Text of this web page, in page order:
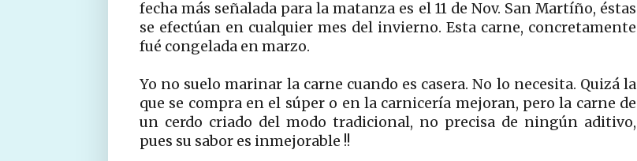
fecha más señalada para la matanza es el 11 de Nov. San Martíño, éstas
se efectúan en cualquier mes del invierno. Esta carne, concretamente
fué congelada en marzo.
Yo no suelo marinar la carne cuando es casera. No lo necesita. Quizá la
que se compra en el súper o en la carnicería mejoran, pero la carne de
un cerdo criado del modo tradicional, no precisa de ningún aditivo,
pues su sabor es inmejorable !!